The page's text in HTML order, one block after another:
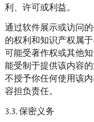
利、许可或利益。
通过软件展示或访问
的权利和知识产权属
可能受著作权或其他
能受制于提供该内容
不授予你任何使用该
容担负责任。
保密义务